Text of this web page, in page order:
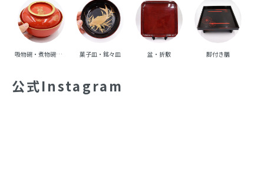
吸物碗・煮物碗・丼碗 菓子皿・銘々皿 盆・折敷 脚付き膳
公式Instagram